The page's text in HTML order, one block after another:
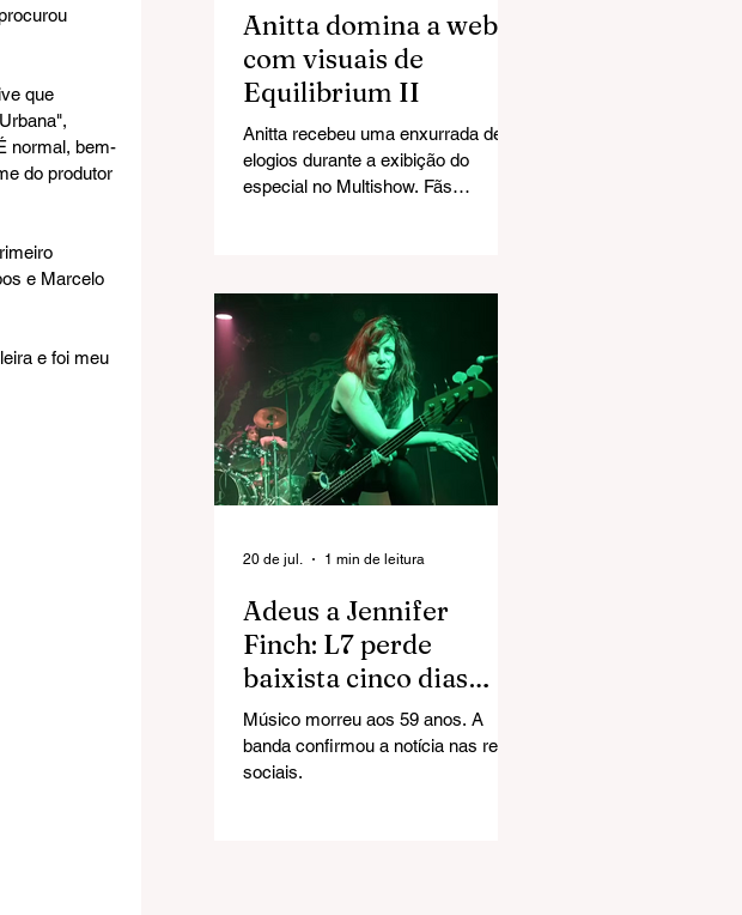
que
normal, bem-
do produtor
e Marcelo
e foi meu
Anitta domina a web
com visuais de
Equilibrium II
Anitta recebeu uma enxurrada de
elogios durante a exibição do
especial no Multishow. Fãs
Adeus a Jennifer
Finch: L7 perde
baixista cinco dias
após revelar
diagnóstico de câncer
no cérebro
Músico morreu aos 59 anos. A
banda confirmou a notícia nas redes
sociais.
20 de jul. 1 min de leitura